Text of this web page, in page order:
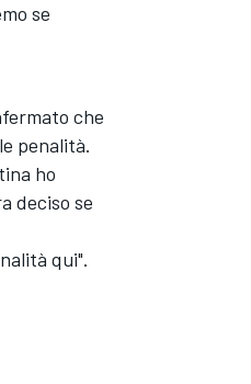
se
che
penalità.
ho
deciso se
qui".